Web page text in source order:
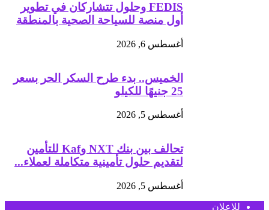
FEDIS وحلول تتشاركان في تطوير
أول منصة للسياحة الصحية بالمنطقة
أغسطس 6, 2026
الخميس.. بدء طرح السكر الحر بسعر
25 جنيهًا للكيلو
أغسطس 5, 2026
تحالف بين بنك NXT وKaf للتأمين
لتقديم حلول تأمينية متكاملة لعملاء...
أغسطس 5, 2026
للإعلان